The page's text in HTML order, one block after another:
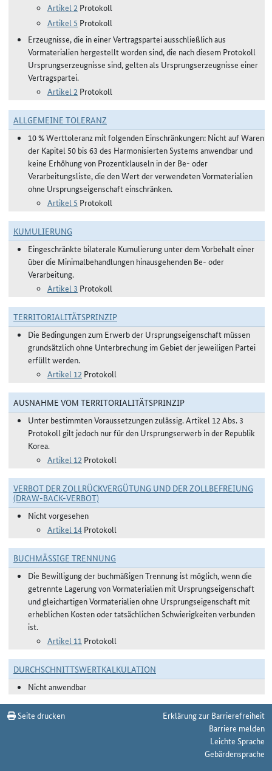
Artikel 2 Protokoll
Artikel 5 Protokoll
Erzeugnisse, die in einer Vertragspartei ausschließlich aus
Vormaterialien hergestellt worden sind, die nach diesem Protokoll
Ursprungserzeugnisse sind, gelten als Ursprungserzeugnisse einer
Vertragspartei.
Artikel 2 Protokoll
ALLGEMEINE TOLERANZ
10 % Werttoleranz mit folgenden Einschränkungen: Nicht auf Waren
der Kapitel 50 bis 63 des Harmonisierten Systems anwendbar und
keine Erhöhung von Prozentklauseln in der Be- oder
Verarbeitungsliste, die den Wert der verwendeten Vormaterialien
ohne Ursprungseigenschaft einschränken.
Artikel 5 Protokoll
KUMULIERUNG
Eingeschränkte bilaterale Kumulierung unter dem Vorbehalt einer
über die Minimalbehandlungen hinausgehenden Be- oder
Verarbeitung.
Artikel 3 Protokoll
TERRITORIALITÄTSPRINZIP
Die Bedingungen zum Erwerb der Ursprungseigenschaft müssen
grundsätzlich ohne Unterbrechung im Gebiet der jeweiligen Partei
erfüllt werden.
Artikel 12 Protokoll
AUSNAHME VOM TERRITORIALITÄTSPRINZIP
Unter bestimmten Voraussetzungen zulässig. Artikel 12 Abs. 3
Protokoll gilt jedoch nur für den Ursprungserwerb in der Republik
Korea.
Artikel 12 Protokoll
VERBOT DER ZOLLRÜCKVERGÜTUNG UND DER ZOLLBEFREIUNG
(DRAW-BACK-VERBOT)
Nicht vorgesehen
Artikel 14 Protokoll
BUCHMÄSSIGE TRENNUNG
Die Bewilligung der buchmäßigen Trennung ist möglich, wenn die
getrennte Lagerung von Vormaterialien mit Ursprungseigenschaft
und gleichartigen Vormaterialien ohne Ursprungseigenschaft mit
erheblichen Kosten oder tatsächlichen Schwierigkeiten verbunden
ist.
Artikel 11 Protokoll
DURCHSCHNITTSWERTKALKULATION
Nicht anwendbar
Seite drucken
Erklärung zur Barrierefreiheit
Barriere melden
Leichte Sprache
Gebärdensprache